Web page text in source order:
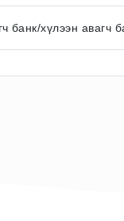
банк/хүлээн авагч